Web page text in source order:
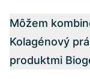
Môžem
Kolagénový
produktmi